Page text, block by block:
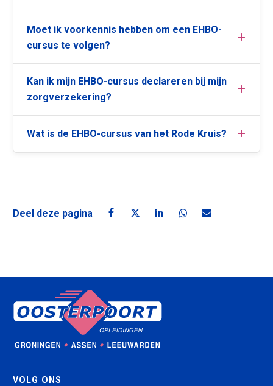
Moet ik voorkennis hebben om een EHBO-
cursus te volgen?
Kan ik mijn EHBO-cursus declareren bij mijn
zorgverzekering?
Wat is de EHBO-cursus van het Rode Kruis?
Deel deze pagina
Deel deze pagina op Facebook
Deel deze pagina op X
Deel deze pagina op
Deel deze pagina
Deel deze
VOLG ONS